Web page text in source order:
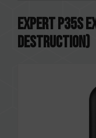
EXPERT
Destruction)